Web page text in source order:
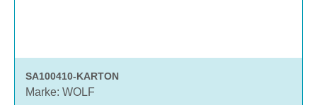
SA100410-KARTON
Marke: WOLF